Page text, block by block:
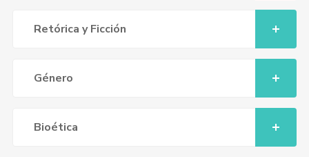
Retórica y Ficción
Género
Bioética